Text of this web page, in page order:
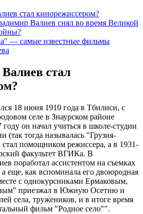
стал кинорежиссером?
Валиев снял во время Великой
— самые известные фильмы
стал
18 июня 1910 года в Тбилиси, с
селе в Знаурском районе
он начал учиться в школе-студии
(так тогда называлась "Грузия-
стал помощником режиссера, а в 1931-
факультет ВГИКа. В
поработал ассистентом на съемках
еще, как вспоминала его двоюродная
с однокурсниками Ермаковым,
приезжал в Южную Осетию и
села, тружеников, и в итоге время
фильм "Родное село"".